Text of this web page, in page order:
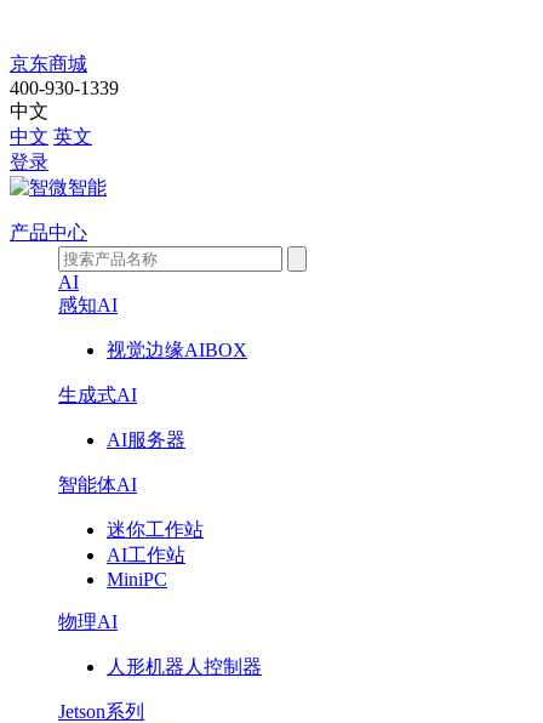
S102CT
京东商城
400-930-1339
中文
中文 英文
登录
产品中心
AI
感知AI
视觉边缘AIBOX
生成式AI
AI服务器
智能体AI
迷你工作站
AI工作站
MiniPC
物理AI
人形机器人控制器
Jetson系列